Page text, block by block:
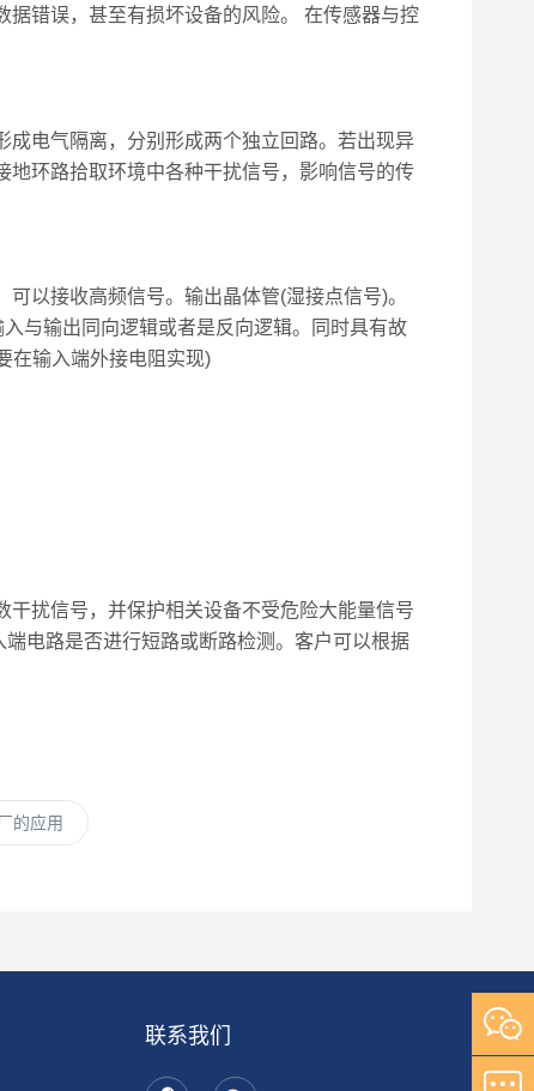
错误，甚至有损坏设备的风险。 在传感器与控
电气隔离，分别形成两个独立回路。若出现异
环路拾取环境中各种干扰信号，影响信号的传
以接收高频信号。输出晶体管(湿接点信号)。
与输出同向逻辑或者是反向逻辑。同时具有故
在输入端外接电阻实现)
扰信号，并保护相关设备不受危险大能量信号
电路是否进行短路或断路检测。客户可以根据
的应用
联系我们